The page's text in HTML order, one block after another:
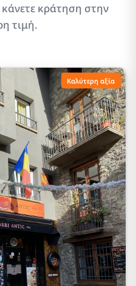
κράτηση στην
τιμή.
Καλύτερη αξία